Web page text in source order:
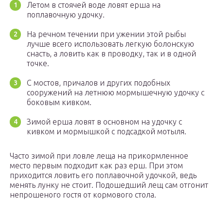
Летом в стоячей воде ловят ерша на
поплавочную удочку.
На речном течении при ужении этой рыбы
лучше всего использовать легкую болонскую
снасть, а ловить как в проводку, так и в одной
точке.
С мостов, причалов и других подобных
сооружений на летнюю мормышечную удочку с
боковым кивком.
Зимой ерша ловят в основном на удочку с
кивком и мормышкой с подсадкой мотыля.
Часто зимой при ловле леща на прикормленное
место первым подходит как раз ерш. При этом
приходится ловить его поплавочной удочкой, ведь
менять лунку не стоит. Подошедший лещ сам отгонит
непрошеного гостя от кормового стола.